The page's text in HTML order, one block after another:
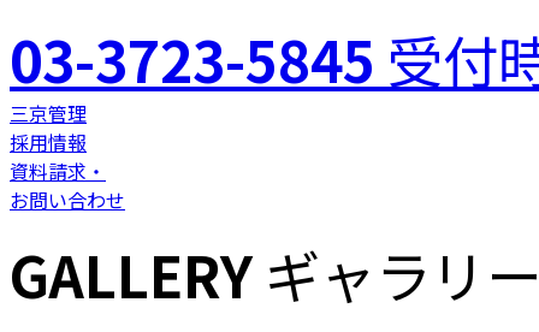
03-3723-5845 受付
三京管理
採用情報
資料請求・
お問い合わせ
GALLERY ギャラリ